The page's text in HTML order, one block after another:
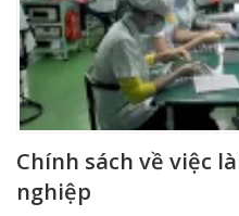
Chính sách về việc
nghiệp